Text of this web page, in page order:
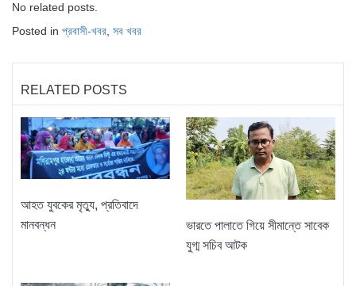
No related posts.
Posted in প্রবাসী-খবর, সব খবর
RELATED POSTS
আহত যুবকের মৃত্যু, প্রতিবাদে
মানবন্ধন
ভারতে পালাতে গিয়ে সীমান্তে সাবেক
যুগ্ম সচিব আটক